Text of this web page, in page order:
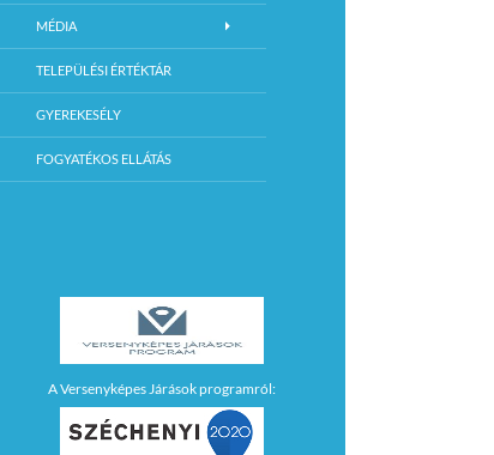
MÉDIA
TELEPÜLÉSI ÉRTÉKTÁR
GYEREKESÉLY
FOGYATÉKOS ELLÁTÁS
A Versenyképes Járások programról: